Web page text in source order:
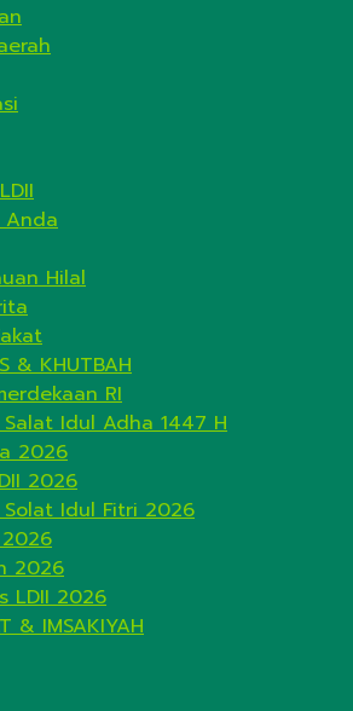
Anda
Hilal
& KHUTBAH
RI
Idul Adha 1447 H
2026
2026
Idul Fitri 2026
2026
LDII 2026
& IMSAKIYAH